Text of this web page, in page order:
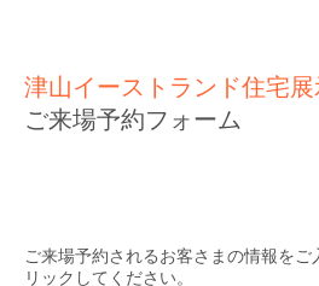
津山イーストランド住宅
ご来場予約フォーム
ご来場予約されるお客さまの情報をご
リックしてください。